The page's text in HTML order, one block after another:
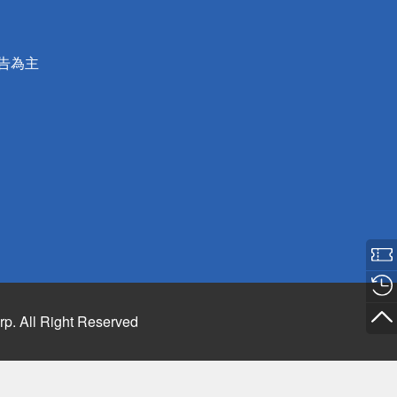
為主
All Right Reserved